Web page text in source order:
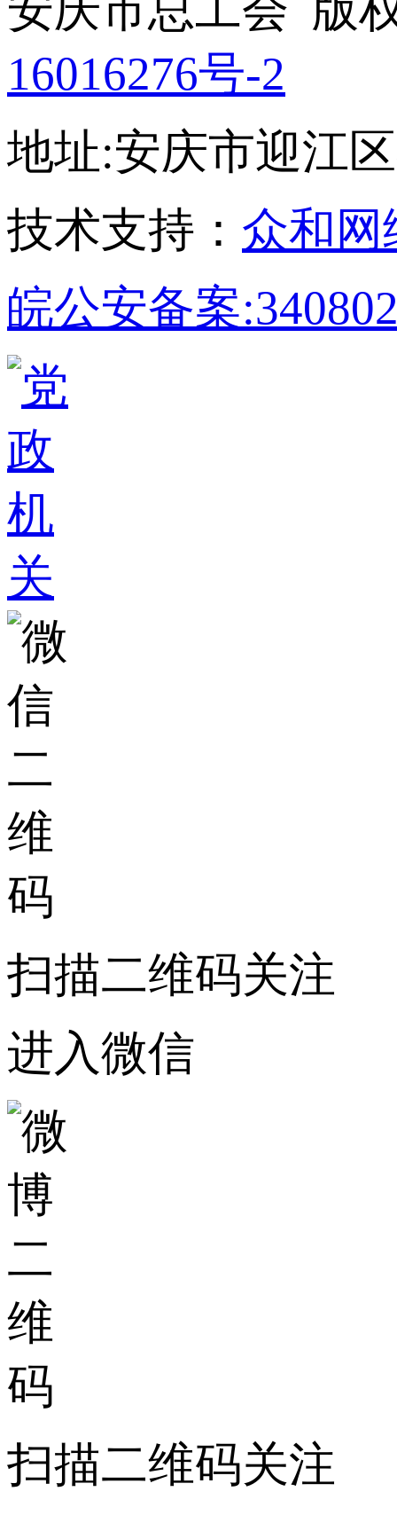
16016276号-2
地址:安庆市迎江
技术支持： 众和网
皖公安备案
扫描二维码关注
进入微信
扫描二维码关注